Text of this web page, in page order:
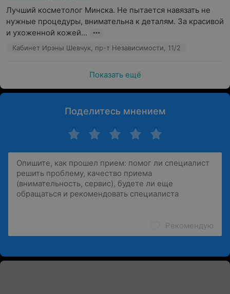
Лучший косметолог Минска. Не пытается навязать не
нужные процедуры, внимательна к деталям. За красивой
и ухоженной кожей...
Кабинет Ирэны Шевчук, пр-т Независимости, 11/2
Показать ещё
Поделитесь мнением
Рекомендую